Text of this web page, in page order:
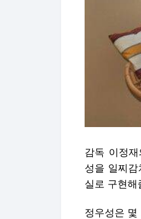
감독 이정
성을 일찌
실로 구현해
정우성은